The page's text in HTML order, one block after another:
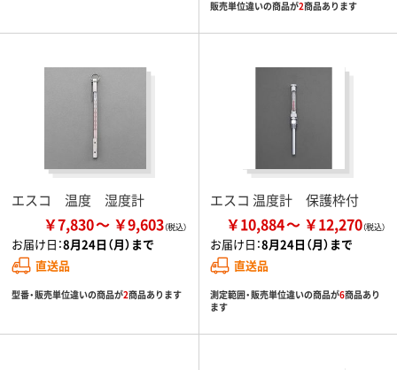
販売単位違いの商品が2商品あります
エスコ 温度 湿度計
￥7,830 ￥9,603
お届け日：8月24日（月）まで
直送品
型番・販売単位違いの商品が2商品あります
エスコ 温度計 保護枠付
￥10,884 ￥12,270
お届け日：8月24日（月）まで
直送品
測定範囲・販売単位違いの商品が6商品あり
ます